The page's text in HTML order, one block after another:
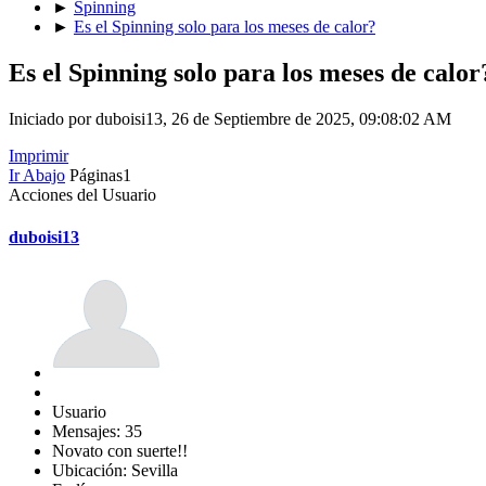
► Spinning
► Es el Spinning solo para los meses de calor?
Es el Spinning solo para los meses de
Iniciado por duboisi13, 26 de Septiembre de 2025, 09:08:02 AM
Imprimir
Ir Abajo Páginas1
Acciones del Usuario
duboisi13
Usuario
Mensajes: 35
Novato con suerte!!
Ubicación: Sevilla